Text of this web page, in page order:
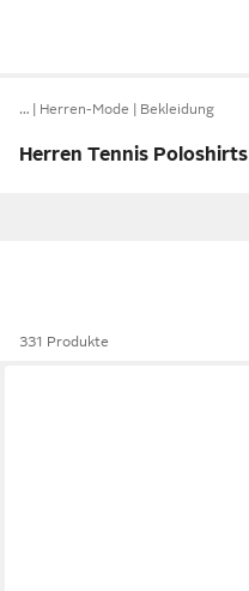
… Herren-Mode Bekleidung
Herren Tennis Poloshirts
331 Produkte